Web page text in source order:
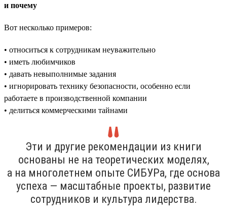
и почему
Вот несколько примеров:
• относиться к сотрудникам неуважительно
• иметь любимчиков
• давать невыполнимые задания
• игнорировать технику безопасности, особенно если
работаете в производственной компании
• делиться коммерческими тайнами
Эти и другие рекомендации из книги
основаны не на теоретических моделях,
а на многолетнем опыте СИБУРа, где основа
успеха — масштабные проекты, развитие
сотрудников и культура лидерства.